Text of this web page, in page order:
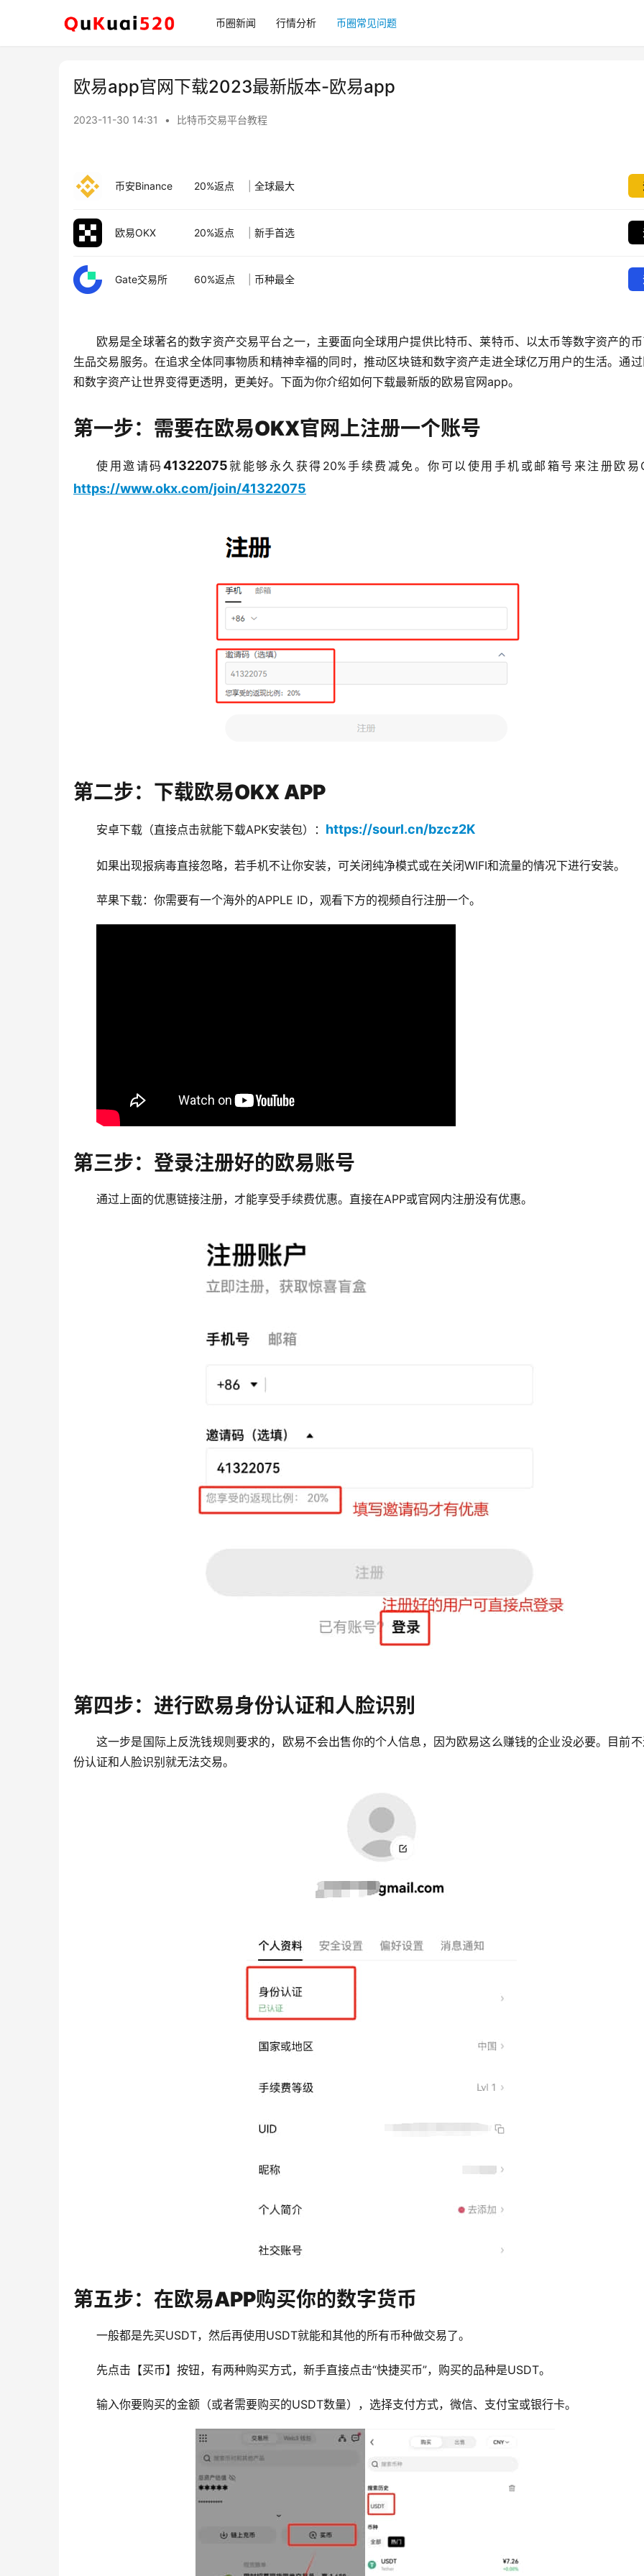
币圈新闻 行情分析 币圈常见问题
欧易app官网下载2023最新版本-欧易app
2023-11-30 14:31 • 比特币交易平台教程
币安Binance 20%返点 全球最大
欧易OKX 20%返点 新手首选
Gate交易所 60%返点 币种最全
欧易是全球著名的数字资产交易平台之一，主要面向全球用户提供比特币、莱特币、以太币等数字资产的
生品交易服务。在追求全体同事物质和精神幸福的同时，推动区块链和数字资产走进全球亿万用户的生活。通
和数字资产让世界变得更透明，更美好。下面为你介绍如何下载最新版的欧易官网app。
第一步：需要在欧易OKX官网上注册一个账号
使用邀请码 41322075就能够永久获得20%手续费减免。你可以使用手机或邮箱号来注册欧易
https://www.okx.com/join/41322075
第二步：下载欧易OKX APP
安卓下载（直接点击就能下载APK安装包）： https://sourl.cn/bzcz2K
如果出现报病毒直接忽略，若手机不让你安装，可关闭纯净模式或在关闭WIFI和流量的情况下进行安装。
苹果下载：你需要有一个海外的APPLE ID，观看下方的视频自行注册一个。
第三步：登录注册好的欧易账号
通过上面的优惠链接注册，才能享受手续费优惠。直接在APP或官网内注册没有优惠。
第四步：进行欧易身份认证和人脸识别
这一步是国际上反洗钱规则要求的，欧易不会出售你的个人信息，因为欧易这么赚钱的企业没必要。目前
份认证和人脸识别就无法交易。
第五步：在欧易APP购买你的数字货币
一般都是先买USDT，然后再使用USDT就能和其他的所有币种做交易了。
先点击【买币】按钮，有两种购买方式，新手直接点击“快捷买币”，购买的品种是USDT。
输入你要购买的金额（或者需要购买的USDT数量），选择支付方式，微信、支付宝或银行卡。